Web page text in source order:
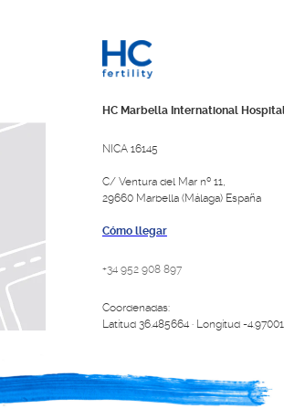
HC Marbella International
NICA 16145
C/ Ventura del Mar nº 11,
29660 Marbella (Málaga) España
Cómo llegar
+34 952 908 897
Coordenadas:
Latitud 36.485664 · Longitud -